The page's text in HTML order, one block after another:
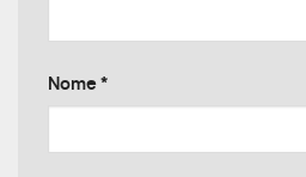
Nome *